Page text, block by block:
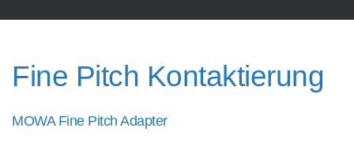
Fine Pitch Kontaktierung
MOWA Fine Pitch Adapter